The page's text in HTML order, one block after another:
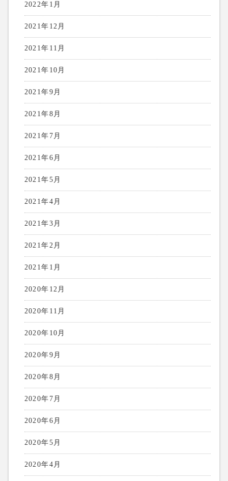
2022年1月
2021年12月
2021年11月
2021年10月
2021年9月
2021年8月
2021年7月
2021年6月
2021年5月
2021年4月
2021年3月
2021年2月
2021年1月
2020年12月
2020年11月
2020年10月
2020年9月
2020年8月
2020年7月
2020年6月
2020年5月
2020年4月